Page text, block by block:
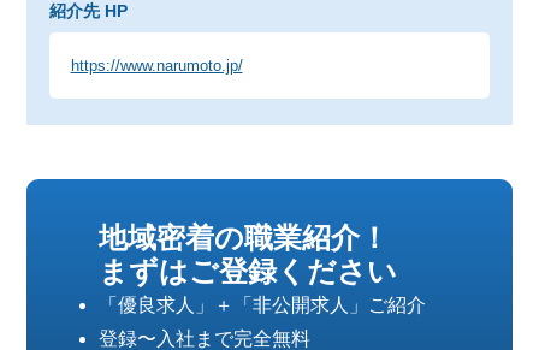
紹介先 HP
https://www.narumoto.jp/
地域密着の職業紹介！
まずはご登録ください
「優良求人」＋「非公開求人」ご紹介
登録〜入社まで完全無料